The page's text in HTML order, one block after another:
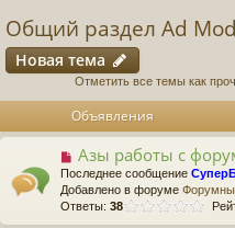
Общий раздел Ad
Новая тема
Отметить все темы как
Объявления
Азы работы с
Последнее сообщение
Добавлено в форуме
Ответы: 38